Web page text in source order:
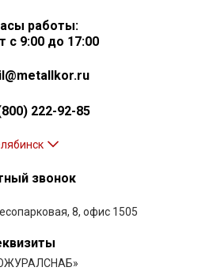
работы:
с 9:00 до 17:00
222-92-85
звонок
8, офис 1505